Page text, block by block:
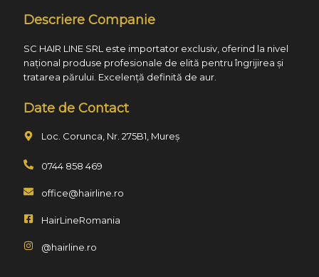
Descriere Companie
SC HAIR LINE SRL este importator exclusiv, oferind la nivel
național produse profesionale de elită pentru îngrijirea și
tratarea părului. Excelență definită de aur.
Date de Contact
Loc. Corunca, Nr. 275B1, Mureș
0744 858 469
office@hairline.ro
HairLineRomania
@hairline.ro